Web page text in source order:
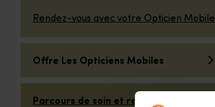
Rendez-vous avec votre Opticien Mobile
Offre Les Opticiens Mobiles
Parcours de soin et remboursement